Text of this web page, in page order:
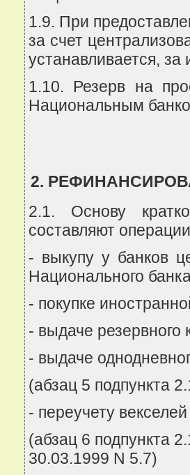
1.9. При
за счет
устанавливается,
1.10. Резерв на
Национальным
2.
2.1. Основу
составляют
- выкупу у банков
Национального
- покупке
- выдаче резервного
- выдаче
(абзац 5 подпункта
- переучету
(абзац 6 подпункта
30.03.1999 N 5.7)